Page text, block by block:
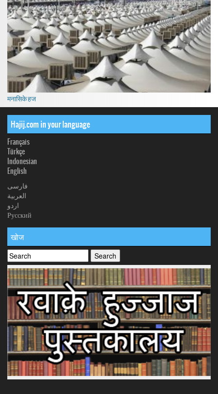
मनासिके हज
Hajij.com in your language
Français
Türkçe
Indonesian
English
فارسی
العربیة
اردو
Русский
खोज